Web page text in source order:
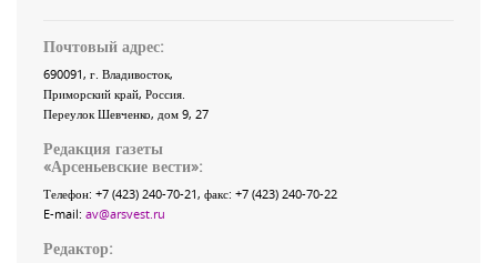
Почтовый адрес:
690091, г. Владивосток,
Приморский край, Россия
Переулок Шевченко, дом 9, 27
Редакция газеты
«Арсеньевские вести»:
Телефон: +7 (423) 240-70-21, факс: +7 (423) 240-70-22
E-mail: av@arsvest.ru
Редактор: